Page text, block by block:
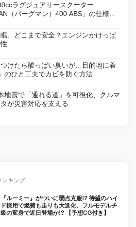
ラグジュアリースクーター
（バーグマン）400 ABS」の仕様を
18日に発売
、どこまで安全？エンジンかけっぱ
けたら酸っぱい臭いが…目的地に着
のひと工夫でカビを防ぐ方法
地震で「通れる道」を可視化、クルマ
が災害対応を支える
ンキング
『ルーミー』がついに弱点克服!? 待望のハイ
採用で燃費も走りも大進化、フルモデルチ
の変身で近日登場か!? 【予想CG付き】